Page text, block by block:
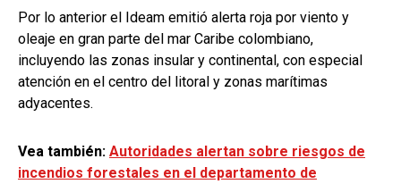
Por lo anterior el Ideam emitió alerta roja por viento y
oleaje en gran parte del mar Caribe colombiano,
incluyendo las zonas insular y continental, con especial
atención en el centro del litoral y zonas marítimas
adyacentes.
Vea también: Autoridades alertan sobre riesgos de
incendios forestales en el departamento de